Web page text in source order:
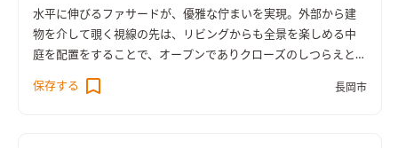
水平に伸びるファサードが、優雅な佇まいを実現。外部から建
物を介して覗く視線の先は、リビングからも全景を楽しめる中
庭を配置をすることで、オープンでありクローズのしつらえとし
保存する
長岡市